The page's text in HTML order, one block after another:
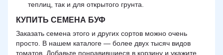
теплиц, так и для открытого грунта.
КУПИТЬ СЕМЕНА БУФ
Заказать семена этого и других сортов можно очень
просто. В нашем каталоге — более двух тысяч видов
томатов. Добавьте понравившиеся в корзину и укажите